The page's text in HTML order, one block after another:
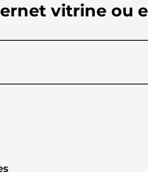
vitrine ou